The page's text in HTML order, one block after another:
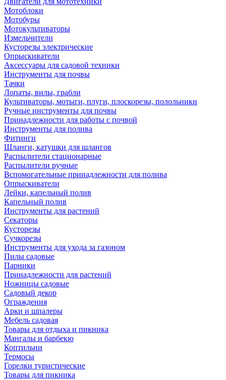
Мотоблоки
Мотобуры
Мотокультиваторы
Измельчители
Кусторезы электрические
Опрыскиватели
Аксессуары для садовой техники
Инструменты для почвы
Тачки
Лопаты, вилы, грабли
Культиваторы, мотыги, плуги, плоскорезы, полольники
Ручные инструменты для почвы
Принадлежности для работы с почвой
Инструменты для полива
Фитинги
Шланги, катушки для шлангов
Распылители стационарные
Распылители ручные
Вспомогательные принадлежности для полива
Опрыскиватели
Лейки, капельный полив
Капельный полив
Инструменты для растений
Секаторы
Кусторезы
Сучкорезы
Инструменты для ухода за газоном
Пилы садовые
Парники
Принадлежности для растений
Ножницы садовые
Садовый декор
Ограждения
Арки и шпалеры
Мебель садовая
Товары для отдыха и пикника
Мангалы и барбекю
Коптильни
Термосы
Горелки туристические
Товары для пикника